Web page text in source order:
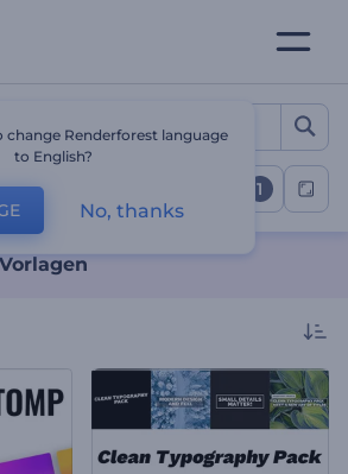
Video Vorlagen
1
change Renderforest language
to English?
No, thanks